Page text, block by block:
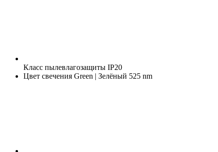
Класс пылевлагозащиты IP20
Цвет свечения Green | Зелёный 525 nm